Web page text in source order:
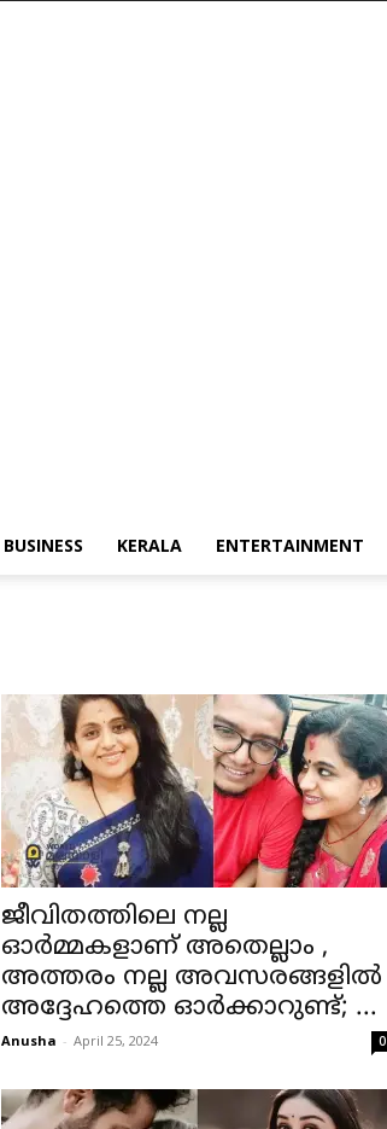
BUSINESS KERALA ENTERTAINMENT
ജീവിതത്തിലെ നല്ല
ഓര്‍മ്മകളാണ് അതെല്ലാം ,
അത്തരം നല്ല അവസരങ്ങളില്‍
അദ്ദേഹത്തെ ഓര്‍ക്കാറുണ്ട്; ...
Anusha - April 25, 2024 0